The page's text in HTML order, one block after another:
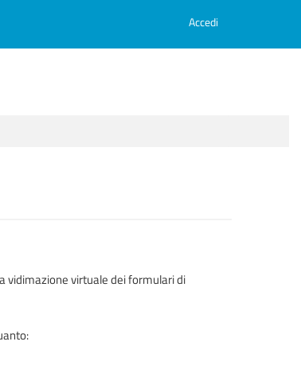
Accedi
vidimazione virtuale dei formulari di